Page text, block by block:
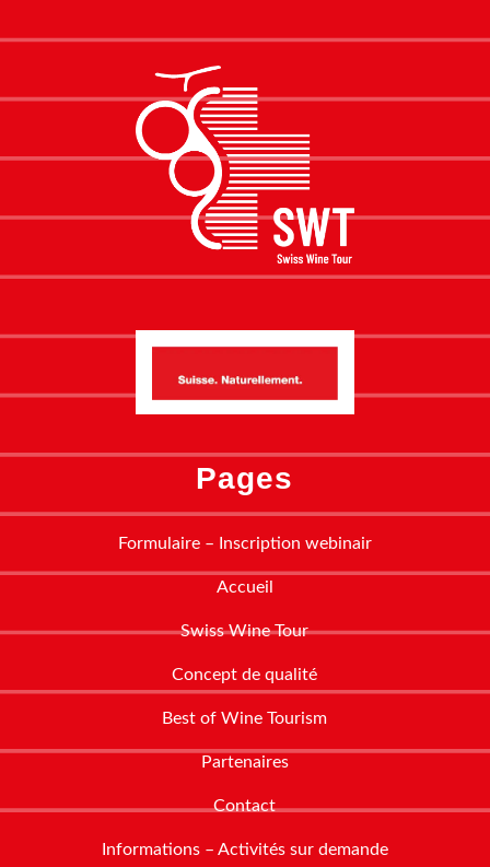
Pages
Formulaire – Inscription webinair
Accueil
Swiss Wine Tour
Concept de qualité
Best of Wine Tourism
Partenaires
Contact
Informations – Activités sur demande